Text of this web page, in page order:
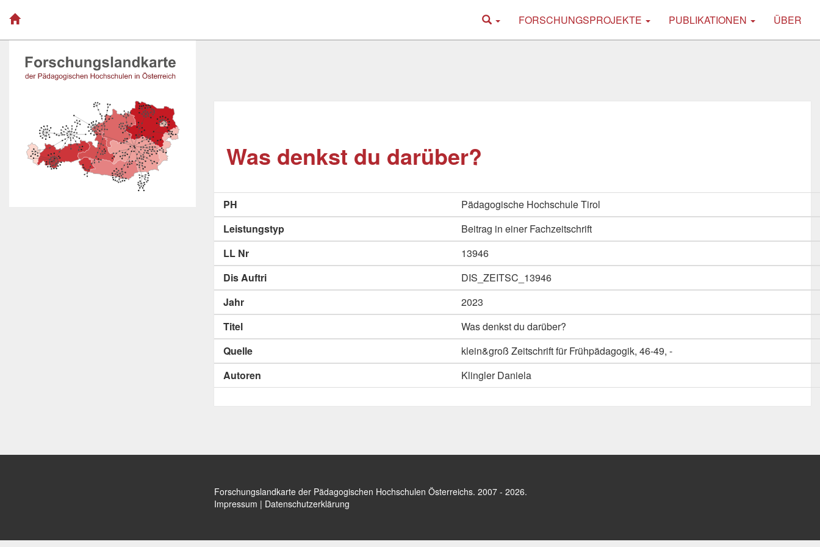
FORSCHUNGSPROJEKTE PUBLIKATIONEN ÜBER
Was denkst du darüber?
PH
Pädagogische Hochschule Tirol
Leistungstyp
Beitrag in einer Fachzeitschrift
LL Nr
13946
Dis Auftri
DIS_ZEITSC_13946
Jahr
2023
Titel
Was denkst du darüber?
Quelle
klein&groß Zeitschrift für Frühpädagogik, 46-49, -
Autoren
Klingler Daniela
Forschungslandkarte der Pädagogischen Hochschulen Österreichs. 2007 - 2026.
Impressum | Datenschutzerklärung